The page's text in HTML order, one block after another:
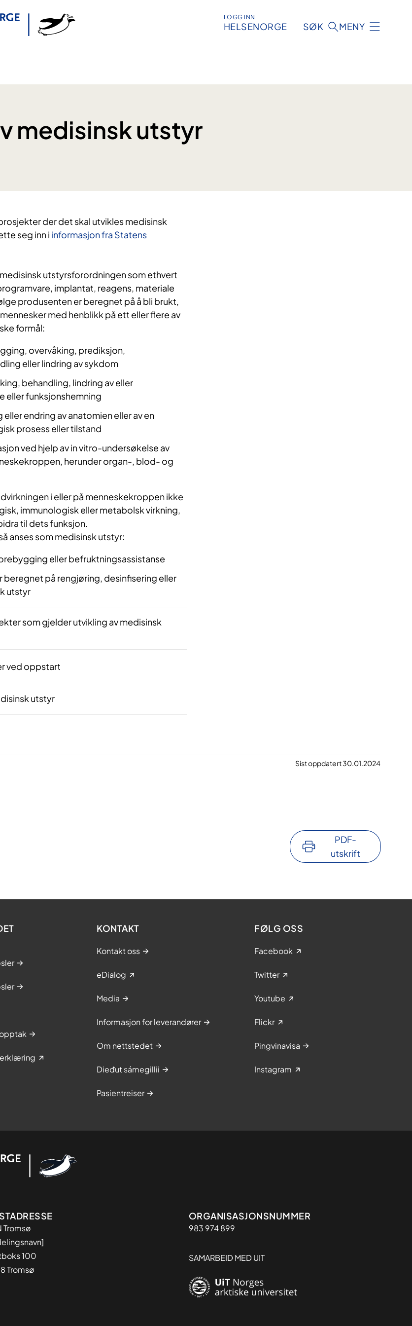
LOGG INN
HELSENORGE SØK MENY
medisinsk utstyr
der det skal utvikles medisinsk
seg inn i informasjon fra Statens
utstyrsforordningen som ethvert
implantat, reagens, materiale
produsenten er beregnet på å bli brukt,
med henblikk på ett eller flere av
formål:
overvåking, prediksjon,
eller lindring av sykdom
behandling, lindring av eller
eller funksjonshemning
endring av anatomien eller av en
prosess eller tilstand
ved hjelp av in vitro-undersøkelse av
herunder organ-, blod- og
i eller på menneskekroppen ikke
immunologisk eller metabolsk virkning,
til dets funksjon.
anses som medisinsk utstyr:
eller befruktningsassistanse
på rengjøring, desinfisering eller
utstyr
som gjelder utvikling av medisinsk
ved oppstart
utstyr
Sist oppdatert 30.01.2024
PDF-
utskrift
KONTAKT
Kontakt oss
eDialog
Media
Informasjon for leverandører
Om nettstedet
Dieđut sámegillii
Pasientreiser
FØLG OSS
Facebook
Twitter
Youtube
Flickr
Pingvinavisa
Instagram
Tromsø
100
Tromsø
Organisasjon
ORGANISASJONSNUMMER
983 974 899
SAMARBEID MED UIT